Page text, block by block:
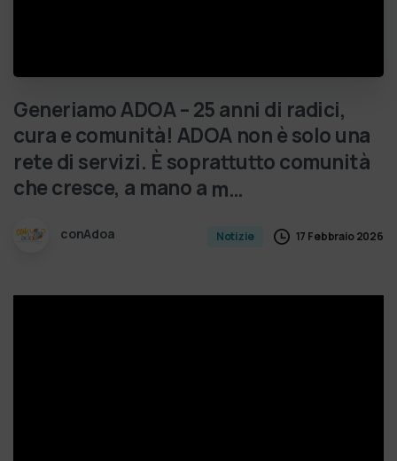
GeneriamoADOA–25anni di radici,
curaecomunità! ADOA nonèsolouna
retedi servizi. Èsoprattuttocomunità
checresce, a manoa m…
conAdoa Notizie 17 Febbraio 2026